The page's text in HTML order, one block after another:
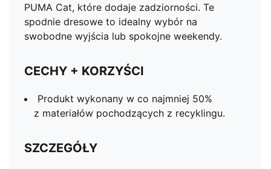
PUMA Cat, które dodaje zadziorności. Te
spodnie dresowe to idealny wybór na
swobodne wyjścia lub spokojne weekendy.
CECHY + KORZYŚCI
Produkt wykonany w co najmniej 50%
z materiałów pochodzących z recyklingu.
SZCZEGÓŁY